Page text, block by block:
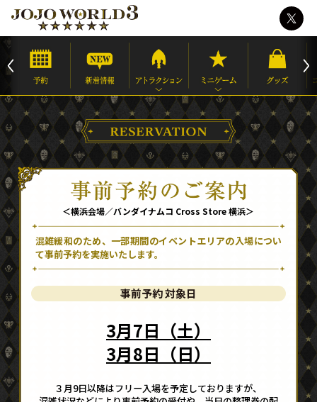
＜横浜会場／バンダイナムコ Cross Store 横浜＞
混雑緩和のため、一部期間のイベントエリアの入場につい
て事前予約を実施いたします。
事前予約 対象日
3月7日（土）
3月8日（日）
３月9日以降はフリー入場を予定しておりますが、